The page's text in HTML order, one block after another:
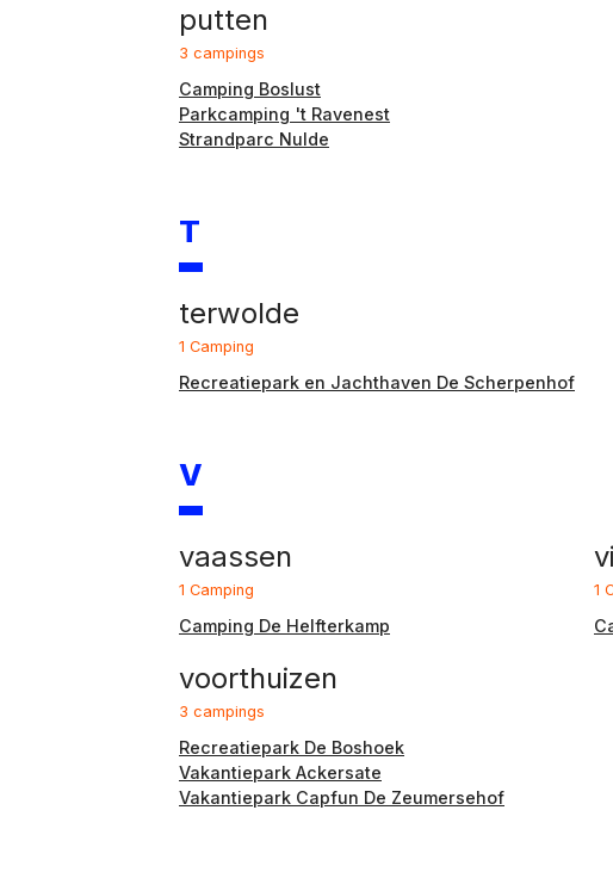
putten
3 campings
Camping Boslust
Parkcamping 't Ravenest
Strandparc Nulde
T
terwolde
1 Camping
Recreatiepark en Jachthaven De Scherpenhof
V
vaassen
1 Camping
Camping De Helfterkamp
1
voorthuizen
3 campings
Recreatiepark De Boshoek
Vakantiepark Ackersate
Vakantiepark Capfun De Zeumersehof